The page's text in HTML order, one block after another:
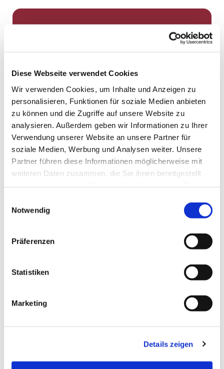
Diese Webseite verwendet Cookies
Wir verwenden Cookies, um Inhalte und Anzeigen zu
personalisieren, Funktionen für soziale Medien anbieten
zu können und die Zugriffe auf unsere Website zu
analysieren. Außerdem geben wir Informationen zu Ihrer
Verwendung unserer Website an unsere Partner für
soziale Medien, Werbung und Analysen weiter. Unsere
Partner führen diese Informationen möglicherweise mit
weiteren Daten zusammen, die Sie ihnen bereitgestellt
Notwendig
Präferenzen
Statistiken
Marketing
Details zeigen
Dies könnte Sie auch
interessieren
Pfarrei St. Martin